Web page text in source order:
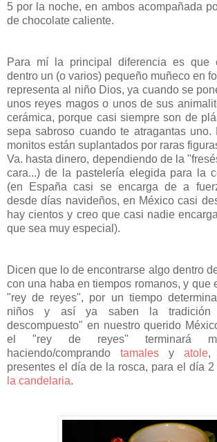
5 por la noche, en ambos acompañada
de chocolate caliente.
Para mí la principal diferencia es que
dentro un (o varios) pequeño muñeco en
representa al niño Dios, ya cuando se
unos reyes magos o unos de sus
cerámica, porque casi siempre son de
sepa sabroso cuando te atragantas uno.
monitos están suplantados por raras
Va. hasta dinero, dependiendo de la
cara...) de la pastelería elegida para la
(en España casi se encarga de a
desde días navideños, en México casi
hay cientos y creo que casi nadie
que sea muy especial).
Dicen que lo de encontrarse algo dentro
con una haba en tiempos romanos, y que
"rey de reyes", por un tiempo
niños y así ya saben la tradición
descompuesto" en nuestro querido
el "rey de reyes" terminará
haciendo/comprando tamalesy atole,
presentes el día de la rosca, para el día 2
la candelaria.